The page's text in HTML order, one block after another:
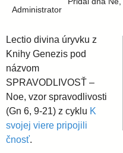
a
v
s
k
i
Administrator
Lectio divina úryvku z
Knihy Genezis pod
názvom
SPRAVODLIVOSŤ –
Noe, vzor spravodlivosti
(Gn 6, 9-21) z cyklu K
svojej viere pripojili
čnosť.